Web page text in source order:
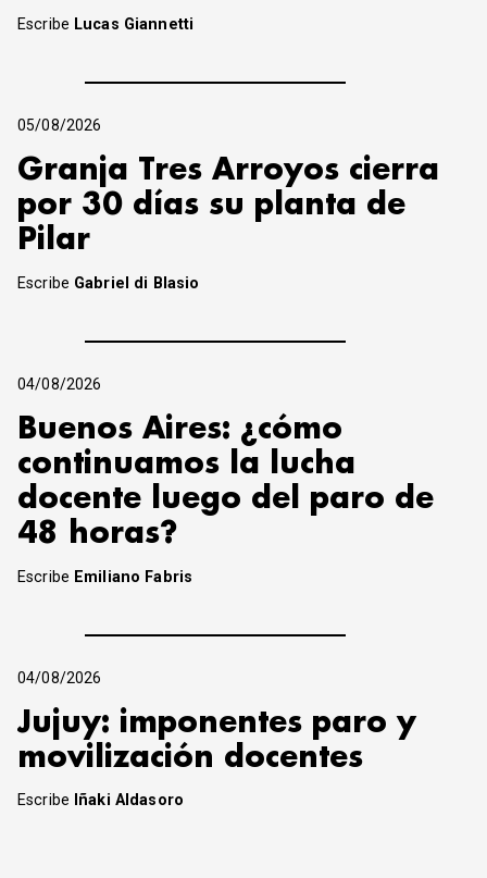
Escribe Lucas Giannetti
05/08/2026
Granja Tres Arroyos cierra
por 30 días su planta de
Pilar
Escribe Gabriel di Blasio
04/08/2026
Buenos Aires: ¿cómo
continuamos la lucha
docente luego del paro de
48 horas?
Escribe Emiliano Fabris
04/08/2026
Jujuy: imponentes paro y
movilización docentes
Escribe Iñaki Aldasoro